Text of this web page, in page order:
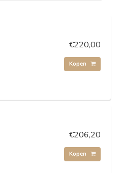
€220,00
Kopen
€206,20
Kopen